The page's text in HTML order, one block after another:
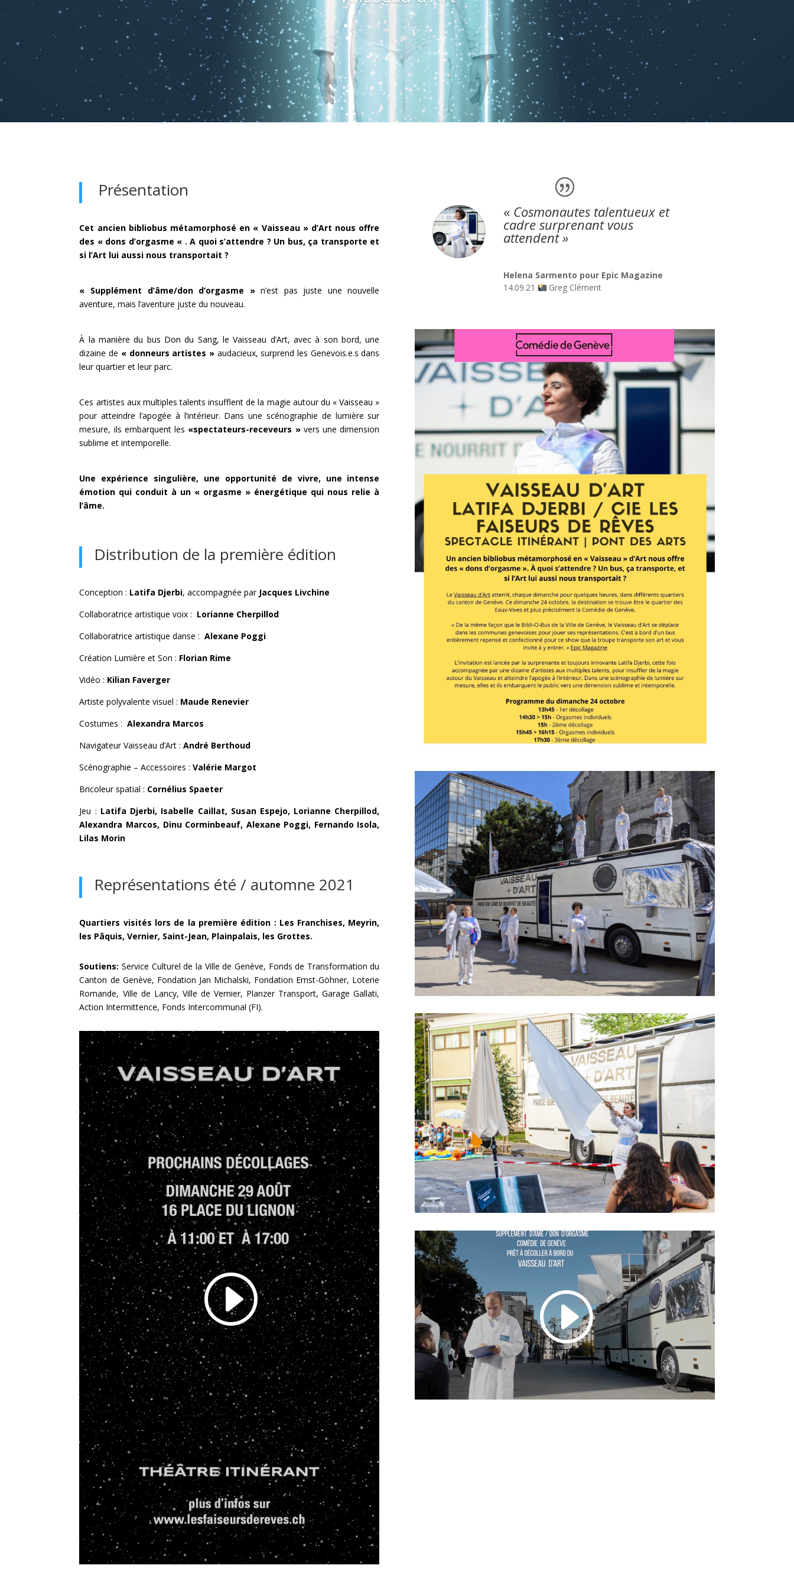
Présentation
Cet ancien bibliobus métamorphosé en « Vaisseau » d’Art nous offre
des « dons d’orgasme « . A quoi s’attendre ? Un bus, ça transporte et
si l’Art lui aussi nous transportait ?
« Supplément d’âme/don d’orgasme »n’est pas juste une nouvelle
aventure, mais l’aventure juste du nouveau.
À la manière du bus Don du Sang, le Vaisseau d’Art, avec à son bord, une
dizaine de « donneurs artistes »audacieux, surprend les Genevois.e.s dans
leur quartier et leur parc.
Ces artistes aux multiples talents insufflent de la magie autour du « Vaisseau »
pour atteindre l’apogée à l’intérieur. Dans une scénographie de lumière sur
mesure, ils embarquent les «spectateurs-receveurs »vers une dimension
sublime et intemporelle.
Une expérience singulière, une opportunité de vivre, une intense
émotion qui conduit à un « orgasme » énergétique qui nous relie à
l’âme.
Distribution de la première édition
Conception : Latifa Djerbi, accompagnée par Jacques Livchine
Collaboratrice artistique voix : Lorianne Cherpillod
Collaboratrice artistique danse :Alexane Poggi
Création Lumière et Son : Florian Rime
Vidéo : Kilian Faverger
Artiste polyvalente visuel : Maude Renevier
Costumes :Alexandra Marcos
Navigateur Vaisseau d’Art :André Berthoud
Scénographie – Accessoires :Valérie Margot
Bricoleur spatial : Cornélius Spaeter
Jeu : Latifa Djerbi, Isabelle Caillat, Susan Espejo, Lorianne Cherpillod,
Alexandra Marcos, Dinu Corminbeauf, Alexane Poggi, Fernando Isola,
Lilas Morin
Représentations été / automne 2021
Quartiers visités lors de la première édition : Les Franchises, Meyrin,
les Pâquis, Vernier, Saint-Jean, Plainpalais, les Grottes.
Soutiens: Service Culturel de la Ville de Genève, Fonds de Transformation du
Canton de Genève, Fondation Jan Michalski, Fondation Ernst-Göhner, Loterie
Romande, Ville de Lancy, Ville de Vernier, Planzer Transport, Garage Gallati,
Action Intermittence, Fonds Intercommunal (FI).
« Cosmonautes talentueux et
cadre surprenant vous
attendent »
Helena Sarmento pour Epic Magazine
14.09.21
Greg Clément